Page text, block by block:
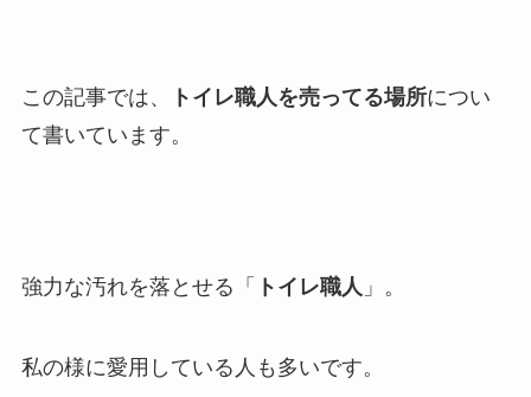
この記事では、 トイレ職人を売ってる場所につい
て書いています。
強力な汚れを落とせる「 トイレ職人 」。
私の様に愛用している人も多いです。